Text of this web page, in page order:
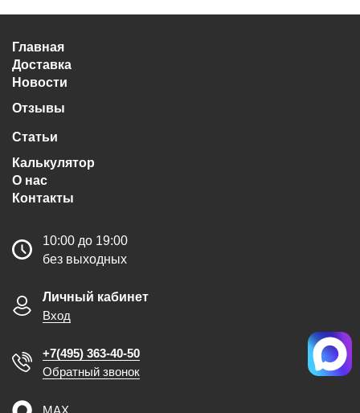
Главная
Доставка
Новости
Отзывы
Статьи
Калькулятор
О нас
Контакты
10:00 до 19:00
без выходных
Личный кабинет
Вход
+7(495) 363-40-50
Обратный звонок
MAX